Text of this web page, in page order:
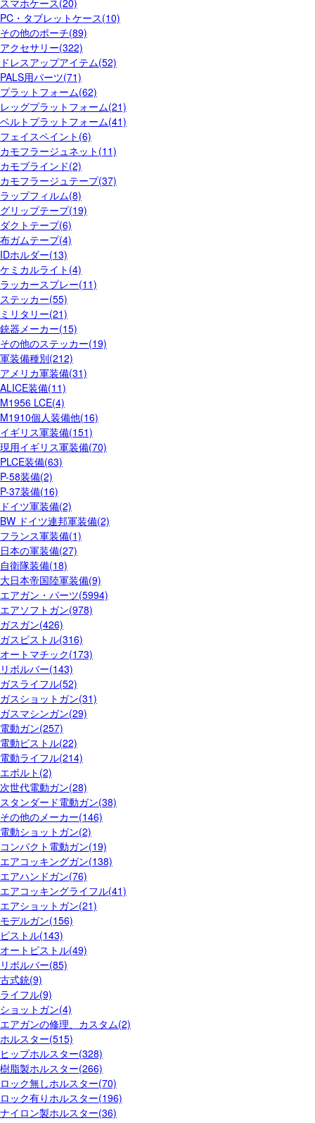
スマホケース(20)
PC・タブレットケース(10)
その他のポーチ(89)
アクセサリー(322)
ドレスアップアイテム(52)
PALS用パーツ(71)
プラットフォーム(62)
レッグプラットフォーム(21)
ベルトプラットフォーム(41)
フェイスペイント(6)
カモフラージュネット(11)
カモブラインド(2)
カモフラージュテープ(37)
ラップフィルム(8)
グリップテープ(19)
ダクトテープ(6)
布ガムテープ(4)
IDホルダー(13)
ケミカルライト(4)
ラッカースプレー(11)
ステッカー(55)
ミリタリー(21)
銃器メーカー(15)
その他のステッカー(19)
軍装備種別(212)
アメリカ軍装備(31)
ALICE装備(11)
M1956 LCE(4)
M1910個人装備他(16)
イギリス軍装備(151)
現用イギリス軍装備(70)
PLCE装備(63)
P-58装備(2)
P-37装備(16)
ドイツ軍装備(2)
BW ドイツ連邦軍装備(2)
フランス軍装備(1)
日本の軍装備(27)
自衛隊装備(18)
大日本帝国陸軍装備(9)
エアガン・パーツ(5994)
エアソフトガン(978)
ガスガン(426)
ガスピストル(316)
オートマチック(173)
リボルバー(143)
ガスライフル(52)
ガスショットガン(31)
ガスマシンガン(29)
電動ガン(257)
電動ピストル(22)
電動ライフル(214)
エボルト(2)
次世代電動ガン(28)
スタンダード電動ガン(38)
その他のメーカー(146)
電動ショットガン(2)
コンパクト電動ガン(19)
エアコッキングガン(138)
エアハンドガン(76)
エアコッキングライフル(41)
エアショットガン(21)
モデルガン(156)
ピストル(143)
オートピストル(49)
リボルバー(85)
古式銃(9)
ライフル(9)
ショットガン(4)
エアガンの修理、カスタム(2)
ホルスター(515)
ヒップホルスター(328)
樹脂製ホルスター(266)
ロック無しホルスター(70)
ロック有りホルスター(196)
ナイロン製ホルスター(36)